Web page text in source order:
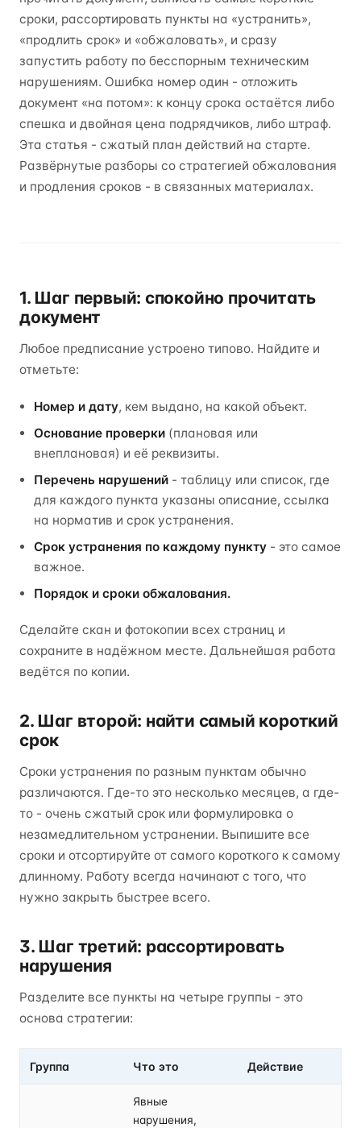
сроки, рассортировать пункты на «устранить»,
«продлить срок» и «обжаловать», и сразу
запустить работу по бесспорным техническим
нарушениям. Ошибка номер один - отложить
документ «на потом»: к концу срока остаётся либо
спешка и двойная цена подрядчиков, либо штраф.
Эта статья - сжатый план действий на старте.
Развёрнутые разборы со стратегией обжалования
и продления сроков - в связанных материалах.
1. Шаг первый: спокойно прочитать
документ
Любое предписание устроено типово. Найдите и
отметьте:
Номер и дату, кем выдано, на какой объект.
Основание проверки (плановая или
внеплановая) и её реквизиты.
Перечень нарушений - таблицу или список, где
для каждого пункта указаны описание, ссылка
на норматив и срок устранения.
Срок устранения по каждому пункту - это самое
важное.
Порядок и сроки обжалования.
Сделайте скан и фотокопии всех страниц и
сохраните в надёжном месте. Дальнейшая работа
ведётся по копии.
2. Шаг второй: найти самый короткий
срок
Сроки устранения по разным пунктам обычно
различаются. Где-то это несколько месяцев, а где-
то - очень сжатый срок или формулировка о
незамедлительном устранении. Выпишите все
сроки и отсортируйте от самого короткого к самому
длинному. Работу всегда начинают с того, что
нужно закрыть быстрее всего.
3. Шаг третий: рассортировать
нарушения
Разделите все пункты на четыре группы - это
основа стратегии:
Группа Что это Действие
Явные
нарушения,